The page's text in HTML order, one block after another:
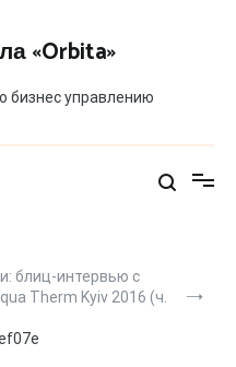
«Orbita»
бизнес управлению
блиц-интервью с
Therm Kyiv 2016 (ч.